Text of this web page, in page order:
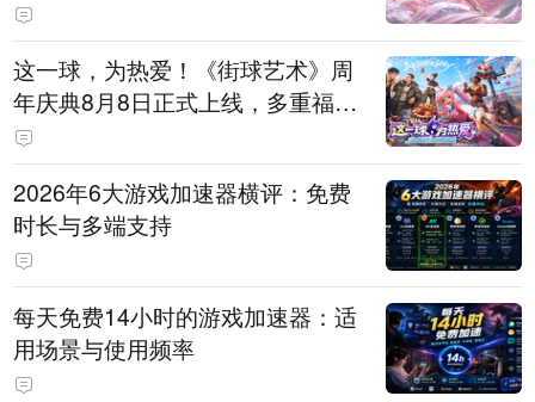
这一球，为热爱！《街球艺术》周
年庆典8月8日正式上线，多重福利
与全新内容同步开启
2026年6大游戏加速器横评：免费
时长与多端支持
每天免费14小时的游戏加速器：适
用场景与使用频率